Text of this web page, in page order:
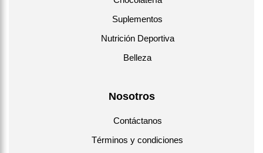
Suplementos
Nutrición Deportiva
Belleza
Nosotros
Contáctanos
Términos y condiciones